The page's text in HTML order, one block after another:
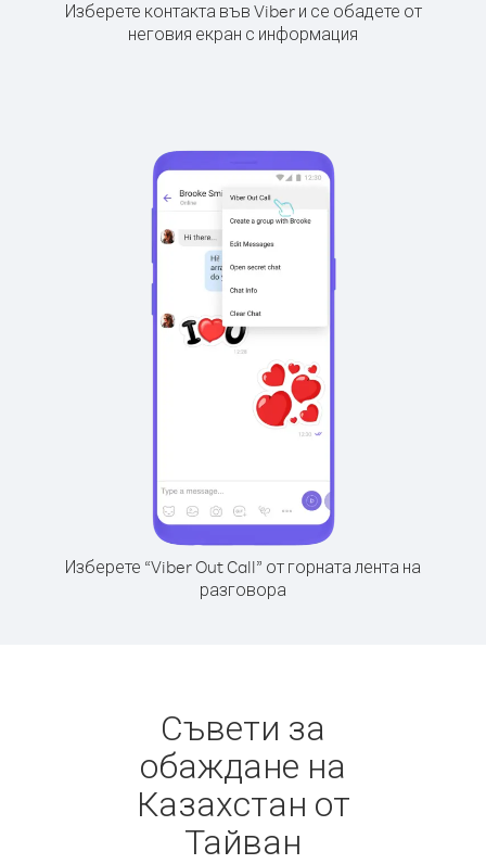
Изберете контакта във Viber и се обадете от
неговия екран с информация
Изберете “Viber Out Call” от горната лента на
разговора
Съвети за
обаждане на
Казахстан от
Тайван